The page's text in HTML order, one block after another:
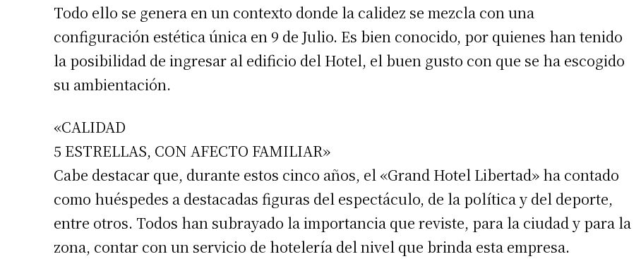
Todo ello se genera en un contexto donde la calidez se mezcla con una
configuración estética única en 9 de Julio. Es bien conocido, por quienes han tenido
la posibilidad de ingresar al edificio del Hotel, el buen gusto con que se ha escogido
su ambientación.
«CALIDAD
5 ESTRELLAS, CON AFECTO FAMILIAR»
Cabe destacar que, durante estos cinco años, el «Grand Hotel Libertad» ha contado
como huéspedes a destacadas figuras del espectáculo, de la política y del deporte,
entre otros. Todos han subrayado la importancia que reviste, para la ciudad y para la
zona, contar con un servicio de hotelería del nivel que brinda esta empresa.